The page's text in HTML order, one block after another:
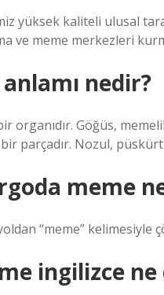
yüksek kaliteli ulusal
ve meme merkezleri
nedir?
organıdır. Göğüs,
parçadır. Nozul,
meme
“meme” kelimesiyle
ingilizce ne